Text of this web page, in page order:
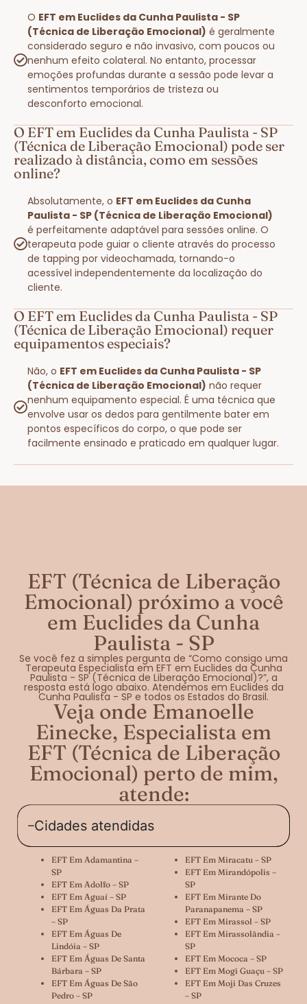
O EFT em Euclides da Cunha Paulista - SP
(Técnica de Liberação Emocional) é geralmente
considerado seguro e não invasivo, com poucos ou
nenhum efeito colateral. No entanto, processar
emoções profundas durante a sessão pode levar a
sentimentos temporários de tristeza ou
desconforto emocional.
O EFT em Euclides da Cunha Paulista - SP
(Técnica de Liberação Emocional) pode ser
realizado à distância, como em sessões
online?
Absolutamente, o EFT em Euclides da Cunha
Paulista - SP (Técnica de Liberação Emocional)
é perfeitamente adaptável para sessões online. O
terapeuta pode guiar o cliente através do processo
de tapping por videochamada, tornando-o
acessível independentemente da localização do
cliente.
O EFT em Euclides da Cunha Paulista - SP
(Técnica de Liberação Emocional) requer
equipamentos especiais?
Não, o EFT em Euclides da Cunha Paulista - SP
(Técnica de Liberação Emocional) não requer
nenhum equipamento especial. É uma técnica que
envolve usar os dedos para gentilmente bater em
pontos específicos do corpo, o que pode ser
facilmente ensinado e praticado em qualquer lugar.
EFT (Técnica de Liberação
Emocional) próximo a você
em Euclides da Cunha
Paulista - SP
Se você fez a simples pergunta de “Como consigo uma
Terapeuta Especialista em EFT em Euclides da Cunha
Paulista - SP (Técnica de Liberação Emocional)?”, a
resposta está logo abaixo. Atendemos em Euclides da
Cunha Paulista - SP e todos os Estados do Brasil.
Veja onde Emanoelle
Einecke, Especialista em
EFT (Técnica de Liberação
Emocional) perto de mim,
atende:
Cidades atendidas
EFT Em Adamantina –
SP
EFT Em Adolfo – SP
EFT Em Aguaí – SP
EFT Em Águas Da Prata
– SP
EFT Em Águas De
Lindóia – SP
EFT Em Águas De Santa
Bárbara – SP
EFT Em Águas De São
Pedro – SP
EFT Em Miracatu – SP
EFT Em Mirandópolis –
SP
EFT Em Mirante Do
Paranapanema – SP
EFT Em Mirassol – SP
EFT Em Mirassolândia –
SP
EFT Em Mococa – SP
EFT Em Mogi Guaçu – SP
EFT Em Moji Das Cruzes
– SP